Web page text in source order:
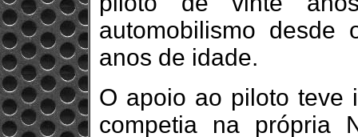
automobilismo
anos de idade.
O apoio ao piloto teve
competia na própria